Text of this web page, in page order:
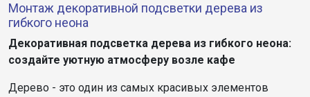
Монтаж декоративной подсветки дерева из
гибкого неона
Декоративная подсветка дерева из гибкого неона:
создайте уютную атмосферу возле кафе
Дерево - это один из самых красивых элементов